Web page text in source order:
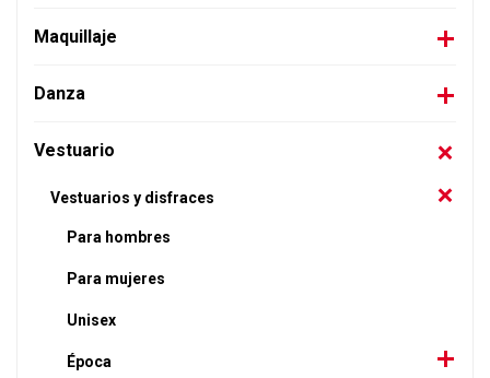
Maquillaje
Danza
Vestuario
Vestuarios y disfraces
Para hombres
Para mujeres
Unisex
Época